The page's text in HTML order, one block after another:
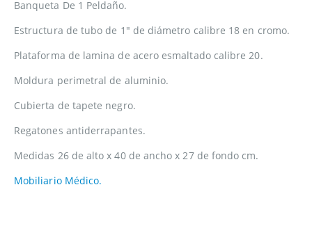
Banqueta De 1 Peldaño.
Estructura de tubo de 1″ de diámetro calibre 18 en cromo.
Plataforma de lamina de acero esmaltado calibre 20.
Moldura perimetral de aluminio.
Cubierta de tapete negro.
Regatones antiderrapantes.
Medidas 26 de alto x 40 de ancho x 27 de fondo cm.
Mobiliario Médico.